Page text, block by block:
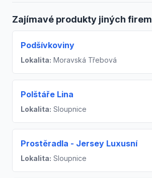
Zajímavé produkty jiných firem
Podšívkoviny
Lokalita: Moravská Třebová
Polštáře Lina
Lokalita: Sloupnice
Prostěradla - Jersey Luxusní
Lokalita: Sloupnice